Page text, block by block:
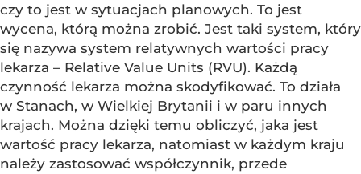
czy to jest w sytuacjach planowych. To jest
wycena, którą można zrobić. Jest taki system, który
się nazywa system relatywnych wartości pracy
lekarza – Relative Value Units (RVU). Każdą
czynność lekarza można skodyfikować. To działa
w Stanach, w Wielkiej Brytanii i w paru innych
krajach. Można dzięki temu obliczyć, jaka jest
wartość pracy lekarza, natomiast w każdym kraju
należy zastosować współczynnik, przede